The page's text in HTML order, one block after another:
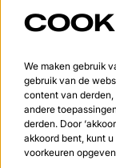
We maken gebruik
gebruik van de
content van derden,
andere
derden. Door
akkoord bent, kunt u
voorkeuren